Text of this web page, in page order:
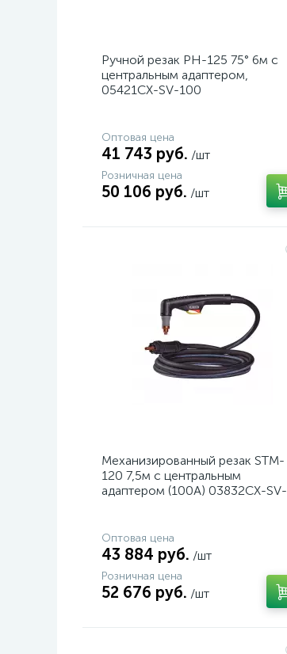
Ручной резак PH-125 75° 6м с
центральным адаптером,
05421CX-SV-100
Оптовая цена
41 743 руб. /шт
Розничная цена
50 106 руб. /шт
Механизированный резак STM-
120 7,5м с центральным
адаптером (100A) 03832CX-SV-
Оптовая цена
43 884 руб. /шт
Розничная цена
52 676 руб. /шт